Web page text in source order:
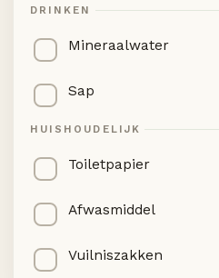
DRINKEN
Mineraalwater
Sap
HUISHOUDELIJK
Toiletpapier
Afwasmiddel
Vuilniszakken